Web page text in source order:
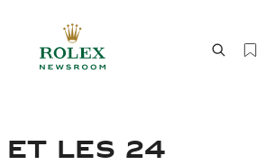
LES 24